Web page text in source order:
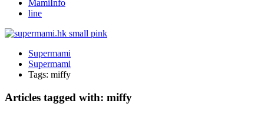
MamiInfo
line
Supermami
Supermami
Tags: miffy
Articles tagged with: miffy